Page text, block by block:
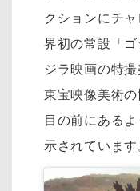
クションにチ
界初の常設「
ジラ映画の特
東宝映像美術
目の前にある
示されています